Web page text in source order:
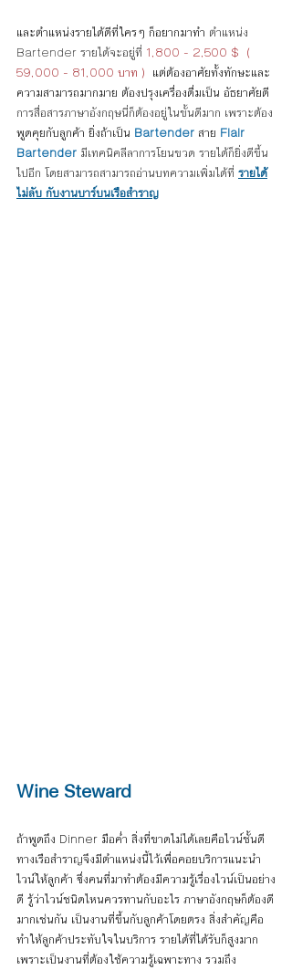
และตำแหน่งรายได้ดีที่ใครๆ ก็อยากมาทำ ตำแหน่ง
Bartender รายได้จะอยู่ที่ 1,800 - 2,500 $  (
59,000 - 81,000 บาท ) แต่ต้องอาศัยทั้งทักษะและ
ความสามารถมากมาย ต้องปรุงเครื่องดื่มเป็น อัธยาศัยดี
การสื่อสารภาษาอังกฤษนี่ก็ต้องอยู่ในขั้นดีมาก เพราะต้อง
พูดคุยกับลูกค้า ยิ่งถ้าเป็น Bartender สาย Flair
Bartender มีเทคนิคลีลาการโยนขวด รายได้ก็ยิ่งดีขึ้น
ไปอีก โดยสามารถสามารถอ่านบทความเพิ่มได้ที่ รายได้
ไม่ลับ กับงานบาร์บนเรือสำราญ
Wine Steward
ถ้าพูดถึง Dinner มือค่ำ สิ่งที่ขาดไม่ได้เลยคือไวน์ชั้นดี
ทางเรือสำราญจึงมีตำแหน่งนี้ไว้เพื่อคอยบริการแนะนำ
ไวน์ให้ลูกค้า ซึ่งคนที่มาทำต้องมีความรู้เรื่องไวน์เป็นอย่าง
ดี รู้ว่าไวน์ชนิดไหนควรทานกับอะไร ภาษาอังกฤษก็ต้องดี
มากเช่นกัน เป็นงานที่ขึ้นกับลูกค้าโดยตรง สิ่งสำคัญคือ
ทำให้ลูกค้าประทับใจในบริการ รายได้ที่ได้รับก็สูงมาก
เพราะเป็นงานที่ต้องใช้ความรู้เฉพาะทาง รวมถึง